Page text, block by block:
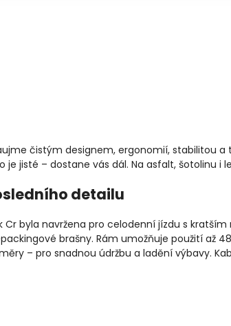
čistým designem, ergonomií, stabilitou
jisté – dostane vás dál. Na asfalt, šotolinu i
detailu
byla navržena pro celodenní jízdu s
brašny. Rám umožňuje použití až
– pro snadnou údržbu a ladění výbavy.